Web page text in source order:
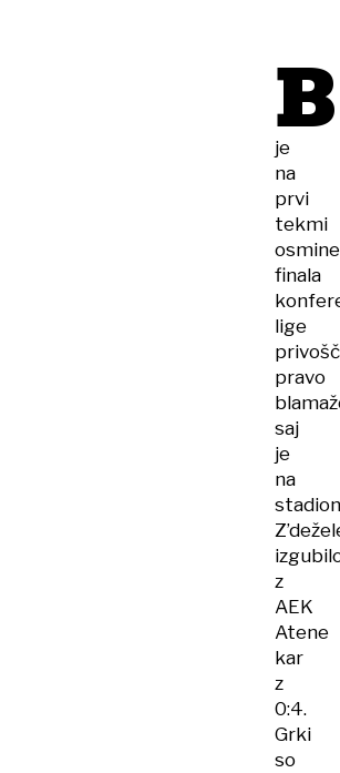
B
je
na
prvi
tekmi
osmine
finala
lige
pravo
saj
je
na
z
AEK
Atene
kar
z
0:4.
Grki
so